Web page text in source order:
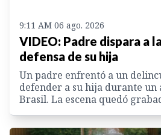
9:11 AM 06 ago. 2026
VIDEO: Padre dispara a
defensa de su hija
Un padre enfrentó a un
defender a su hija durante un
Brasil. La escena quedó